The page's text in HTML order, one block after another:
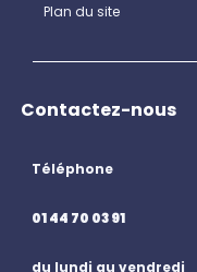
Plan du site
Contactez-nous
Téléphone
01 44 70 03 91
du lundi au vendredi